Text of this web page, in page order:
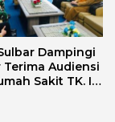
Dampingi
Terima Audiensi
Sakit TK. III